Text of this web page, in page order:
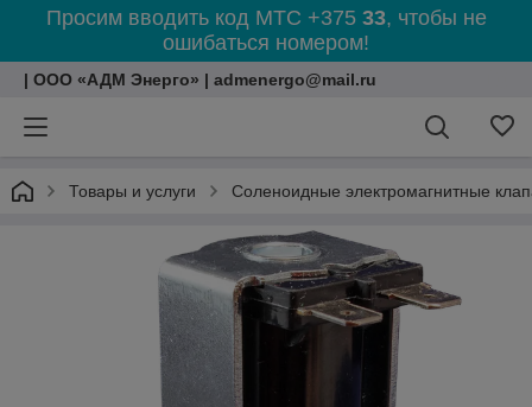
Просим вводить код МТС +375 33, чтобы не
ошибаться номером!
| ООО «АДМ Энерго» | admenergo@mail.ru
Товары и услуги Соленоидные электромагнитные